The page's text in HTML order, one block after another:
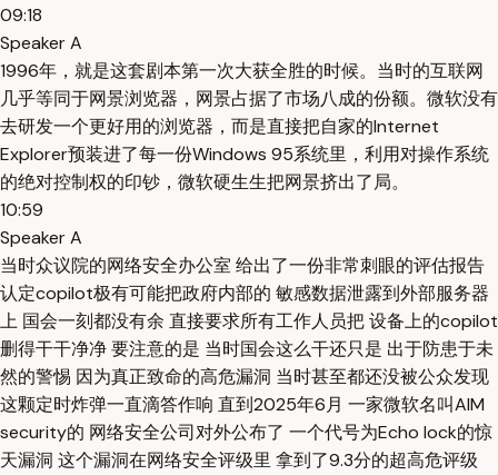
09:18
Speaker A
1996年，就是这套剧本第一次大获全胜的时候。当时的互联网
几乎等同于网景浏览器，网景占据了市场八成的份额。微软没有
去研发一个更好用的浏览器，而是直接把自家的Internet
Explorer预装进了每一份Windows 95系统里，利用对操作系统
的绝对控制权的印钞，微软硬生生把网景挤出了局。
10:59
Speaker A
当时众议院的网络安全办公室 给出了一份非常刺眼的评估报告
认定copilot极有可能把政府内部的 敏感数据泄露到外部服务器
上 国会一刻都没有余 直接要求所有工作人员把 设备上的copilot
删得干干净净 要注意的是 当时国会这么干还只是 出于防患于未
然的警惕 因为真正致命的高危漏洞 当时甚至都还没被公众发现
这颗定时炸弹一直滴答作响 直到2025年6月 一家微软名叫AIM
security的 网络安全公司对外公布了 一个代号为Echo lock的惊
天漏洞 这个漏洞在网络安全评级里 拿到了9.3分的超高危评级